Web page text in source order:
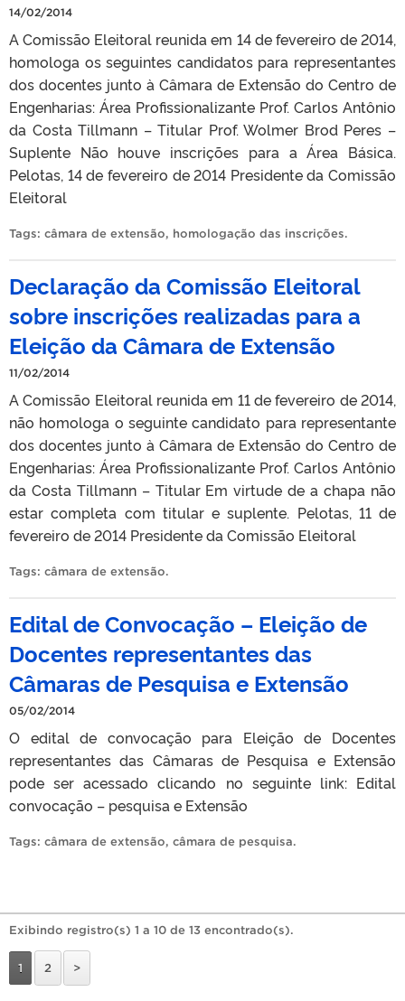
14/02/2014
A Comissão Eleitoral reunida em 14 de fevereiro de 2014,
homologa os seguintes candidatos para representantes
dos docentes junto à Câmara de Extensão do Centro de
Engenharias: Área Profissionalizante Prof. Carlos Antônio
da Costa Tillmann – Titular Prof. Wolmer Brod Peres –
Suplente Não houve inscrições para a Área Básica.
Pelotas, 14 de fevereiro de 2014 Presidente da Comissão
Eleitoral
Tags: câmara de extensão, homologação das inscrições.
Declaração da Comissão Eleitoral
sobre inscrições realizadas para a
Eleição da Câmara de Extensão
11/02/2014
A Comissão Eleitoral reunida em 11 de fevereiro de 2014,
não homologa o seguinte candidato para representante
dos docentes junto à Câmara de Extensão do Centro de
Engenharias: Área Profissionalizante Prof. Carlos Antônio
da Costa Tillmann – Titular Em virtude de a chapa não
estar completa com titular e suplente. Pelotas, 11 de
fevereiro de 2014 Presidente da Comissão Eleitoral
Tags: câmara de extensão.
Edital de Convocação – Eleição de
Docentes representantes das
Câmaras de Pesquisa e Extensão
05/02/2014
O edital de convocação para Eleição de Docentes
representantes das Câmaras de Pesquisa e Extensão
pode ser acessado clicando no seguinte link: Edital
convocação – pesquisa e Extensão
Tags: câmara de extensão, câmara de pesquisa.
Exibindo registro(s) 1 a 10 de 13 encontrado(s).
1 2 >